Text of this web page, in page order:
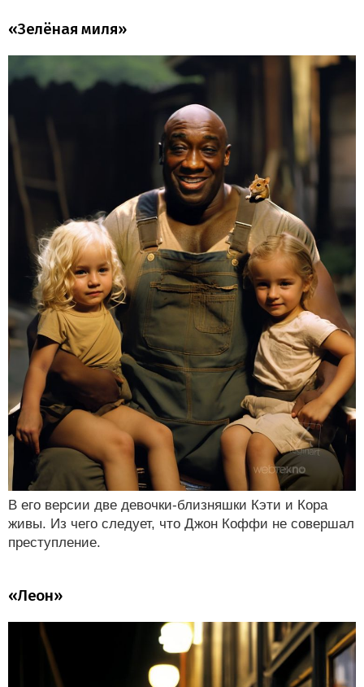
«Зелёная миля»
В его версии две девочки-близняшки Кэти и Кора
живы. Из чего следует, что Джон Коффи не совершал
преступление.
«Леон»